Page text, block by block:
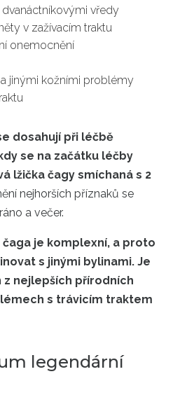
vředy
v zažívacím traktu
onemocnění
jinými kožními problémy
dosahují při léčbě
se na začátku léčby
lžička čagy smíchaná s 2
nejhorších příznaků se
a večer.
je komplexní, a proto
s jinými bylinami. Je
z nejlepších přírodních
s trávicím traktem
legendární